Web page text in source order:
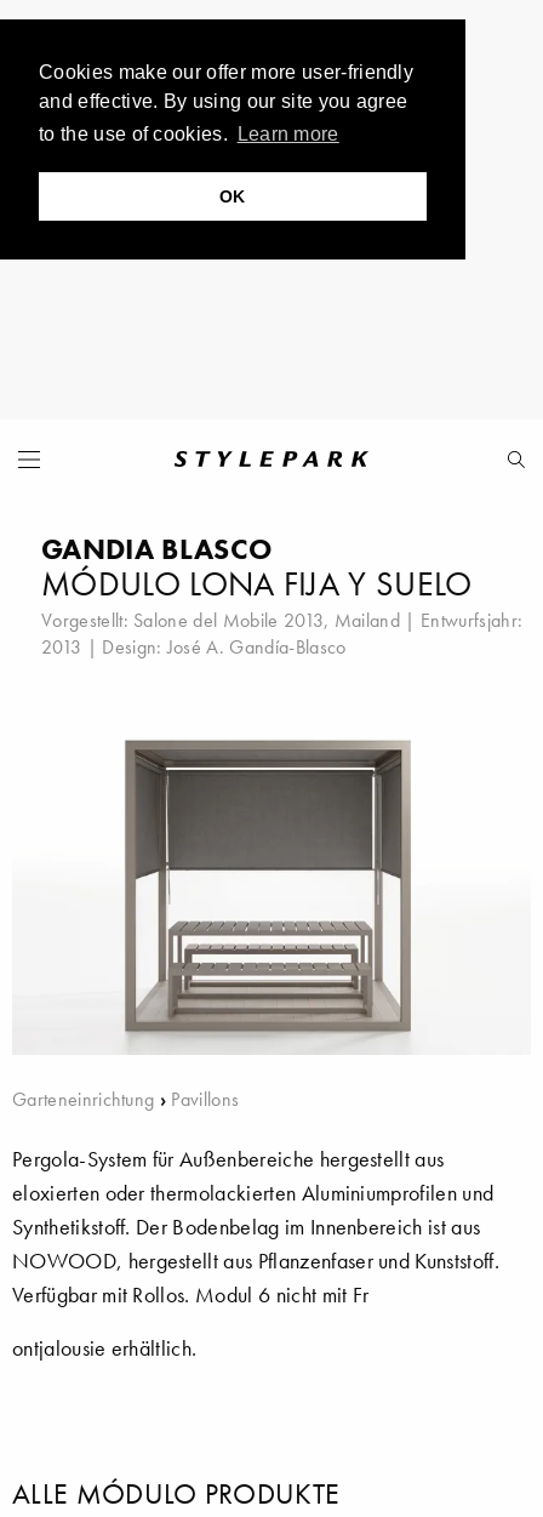
Cookies make our offer more user-friendly
and effective. By using our site you agree
to the use of cookies.
Learn more
OK
GANDIA BLASCO
MÓDULO LONA FIJA Y SUELO
Vorgestellt: Salone del Mobile 2013, Mailand | Entwurfsjahr:
2013 | Design:José A. Gandía-Blasco
Garteneinrichtung › Pavillons
Pergola-System für Außenbereiche hergestellt aus
eloxierten oder thermolackierten Aluminiumprofilen und
Synthetikstoff. Der Bodenbelag im Innenbereich ist aus
NOWOOD, hergestellt aus Pflanzenfaser und Kunststoff.
Verfügbar mit Rollos. Modul 6 nicht mit Fr
ontjalousie erhältlich.
ALLE MÓDULO PRODUKTE